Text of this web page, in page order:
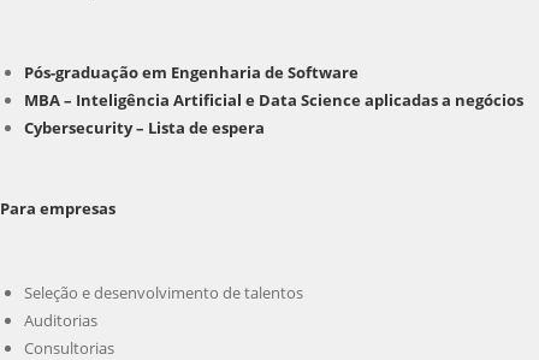
Pós-graduação em Engenharia de Software
MBA – Inteligência Artificial e Data Science aplicadas a negócios
Cybersecurity – Lista de espera
Para empresas
Seleção e desenvolvimento de talentos
Auditorias
Consultorias